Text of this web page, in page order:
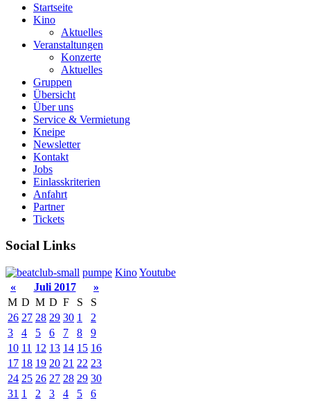
Startseite
Kino
Aktuelles
Veranstaltungen
Konzerte
Aktuelles
Gruppen
Übersicht
Über uns
Service & Vermietung
Kneipe
Newsletter
Kontakt
Jobs
Einlasskriterien
Anfahrt
Partner
Tickets
Social Links
pumpe KinoYoutube
«
Juli 2017
»
M D M D F S
S
26 27 28 29 30 1
2
3
4 5 6 7 8
9
10 11 12 13 14 15 16
17 18 19 20 21 22 23
24 25 26 27 28 29 30
31 1 2 3 4 5 6